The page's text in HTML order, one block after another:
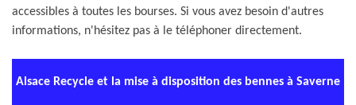
accessibles à toutes les bourses. Si vous avez besoin d'autres
informations, n'hésitez pas à le téléphoner directement.
Alsace Recycle et la mise à disposition des bennes à Saverne